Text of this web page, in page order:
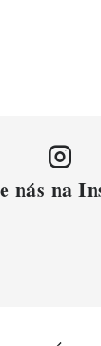
nás na